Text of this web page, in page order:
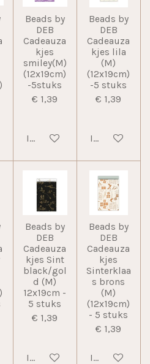
Beads by
DEB
Cadeauza
kjes
smiley(M)
(12x19cm)
-5stuks
€ 1,39
In winkelwagen
Beads by
DEB
Cadeauza
kjes lila
(M)
(12x19cm)
-5 stuks
€ 1,39
In
Beads by
DEB
Cadeauza
kjes Sint
black/gol
d (M)
12x19cm -
5 stuks
€ 1,39
In winkelwagen
Beads by
DEB
Cadeauza
kjes
Sinterklaa
s brons
(M)
(12x19cm)
- 5 stuks
€ 1,39
In